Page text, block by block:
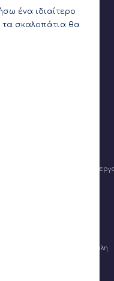
ένα ιδιαίτερο
τα σκαλοπάτια θα
πάνω στην επιφάνεια
διπλασιάζω την καμπύλη